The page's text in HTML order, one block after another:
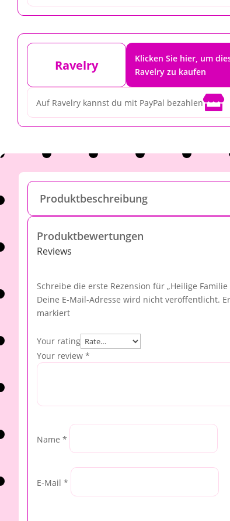
Ravelry
Klicken Sie hier, um
Ravelry zu kaufen
Auf Ravelry kannst du mit PayPal bezahlen
Produktbeschreibung
Produktbewertungen
Reviews
Schreibe die erste Rezension für „Heilige
Deine E-Mail-Adresse wird nicht veröffentlicht.
markiert
Your rating
Your review *
Name *
E-Mail *